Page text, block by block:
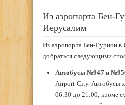
Из аэропорта Бен-
Иерусалим
Из аэропорта Бен-Гурион
добраться следующими
Автобусы №947 и
Airport City. Автобусы
06:30 до 21:00, кроме